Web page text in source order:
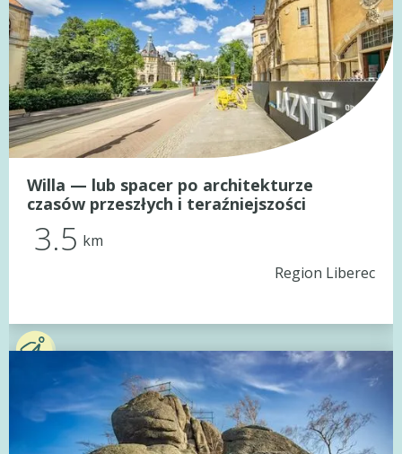
Willa — lub spacer po architekturze
czasów przeszłych i teraźniejszości
3.5 km
Region Liberec